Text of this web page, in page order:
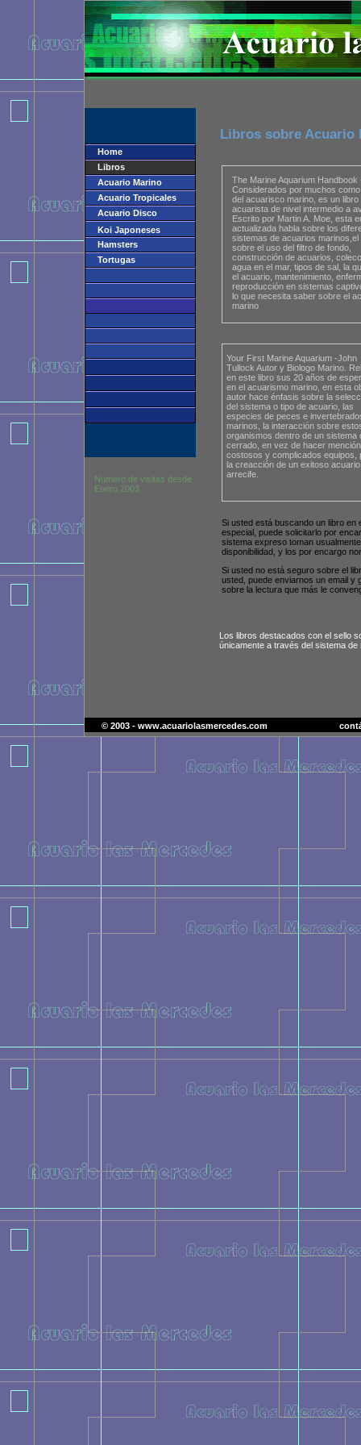
Home
Libros
Acuario Marino
Acuario Tropicales
Acuario Disco
Koi Japoneses
Hamsters
Tortugas
Número de visitas desde
Enero 2003
Libros sobre Acuario
The Marine Aquarium Handbook
Considerados por muchos como
del acuarisco marino, es un libro
acuarista de nivel intermedio a
Escrito por Martin A. Moe, esta
actualizada habla sobre los
sistemas de acuarios marinos,el
sobre el uso del filtro de fondo,
construcción de acuarios,
agua en el mar, tipos de sal, la
el acuario, mantenimiento,
reproducción en sistemas
lo que necesita saber sobre el
marino
Your First Marine Aquarium -John
Tullock Autor y Biologo Marino.
en este libro sus 20 años de
en el acuarismo marino, en esta
autor hace énfasis sobre la
del sistema o tipo de acuario, las
especies de peces e
marinos, la interacción sobre
organismos dentro de un sistema
cerrado, en vez de hacer
costosos y complicados equipos,
la creacción de un exitoso
arrecife.
Si usted está buscando un libro en
especial, puede solicitarlo por
sistema expreso toman
disponibilidad, y los por encargo
Si usted no está seguro sobre el
usted, puede enviarnos un email y
sobre la lectura que más le
Los libros destacados con el sello
únicamente a través del sistema de
© 2003 - www.acuariolasmercedes.com